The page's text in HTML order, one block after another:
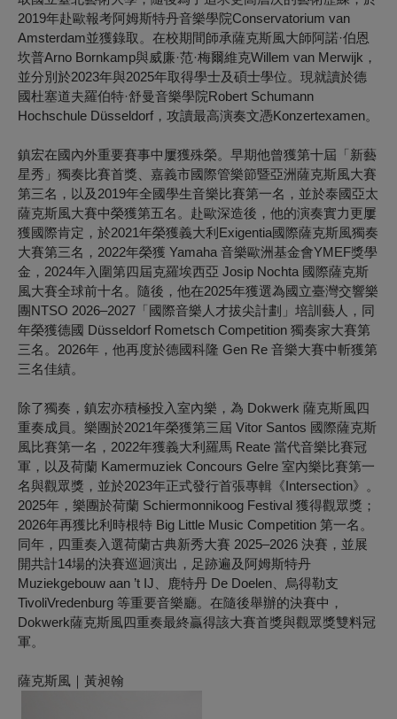
2019年赴歐報考阿姆斯特丹音樂學院Conservatorium van
Amsterdam並獲錄取。在校期間師承薩克斯風大師阿諾·伯恩
坎普Arno Bornkamp與威廉·范·梅爾維克Willem van Merwijk，
並分別於2023年與2025年取得學士及碩士學位。現就讀於德
國杜塞道夫羅伯特·舒曼音樂學院Robert Schumann
Hochschule Düsseldorf，攻讀最高演奏文憑Konzertexamen。
鎮宏在國內外重要賽事中屢獲殊榮。早期他曾獲第十屆「新藝
星秀」獨奏比賽首獎、嘉義市國際管樂節暨亞洲薩克斯風大賽
第三名，以及2019年全國學生音樂比賽第一名，並於泰國亞太
薩克斯風大賽中榮獲第五名。赴歐深造後，他的演奏實力更屢
獲國際肯定，於2021年榮獲義大利Exigentia國際薩克斯風獨奏
大賽第三名，2022年榮獲 Yamaha 音樂歐洲基金會YMEF獎學
金，2024年入圍第四屆克羅埃西亞 Josip Nochta 國際薩克斯
風大賽全球前十名。隨後，他在2025年獲選為國立臺灣交響樂
團NTSO 2026–2027「國際音樂人才拔尖計劃」培訓藝人，同
年榮獲德國 Düsseldorf Rometsch Competition 獨奏家大賽第
三名。2026年，他再度於德國科隆 Gen Re 音樂大賽中斬獲第
三名佳績。
除了獨奏，鎮宏亦積極投入室內樂，為 Dokwerk 薩克斯風四
重奏成員。樂團於2021年榮獲第三屆 Vitor Santos 國際薩克斯
風比賽第一名，2022年獲義大利羅馬 Reate 當代音樂比賽冠
軍，以及荷蘭 Kamermuziek Concours Gelre 室內樂比賽第一
名與觀眾獎，並於2023年正式發行首張專輯《Intersection》。
2025年，樂團於荷蘭 Schiermonnikoog Festival 獲得觀眾獎；
2026年再獲比利時根特 Big Little Music Competition 第一名。
同年，四重奏入選荷蘭古典新秀大賽 2025–2026 決賽，並展
開共計14場的決賽巡迴演出，足跡遍及阿姆斯特丹
Muziekgebouw aan ’t IJ、鹿特丹 De Doelen、烏得勒支
TivoliVredenburg 等重要音樂廳。在隨後舉辦的決賽中，
Dokwerk薩克斯風四重奏最終贏得該大賽首獎與觀眾獎雙料冠
軍。
薩克斯風｜黃昶翰